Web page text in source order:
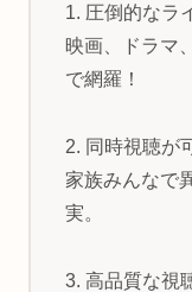
1. 圧倒的なラ
映画、ドラマ
で網羅！
2. 同時視聴が
家族みんなで
実。
3. 高品質な視